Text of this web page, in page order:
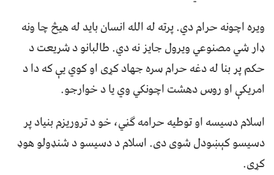
ويره اچونه حرام دي. پرته له الله انسان بايد له هيڅ چا ونه
ډار شي مصنوعي ويرول جايز نه دي. طالبانو د شريعت د
حکم پر بنا له دغه حرام سره جهاد کړی او کوي يې که دا د
امريکې او روس دهشت اچونکي وي يا د خوارجو.
اسلام دسيسه او توطيه حرامه ګڼي، خو د تروريزم بنياد پر
دسيسو کېښودل شوی دی. اسلام د دسيسو د شنډولو هوډ
کړی.